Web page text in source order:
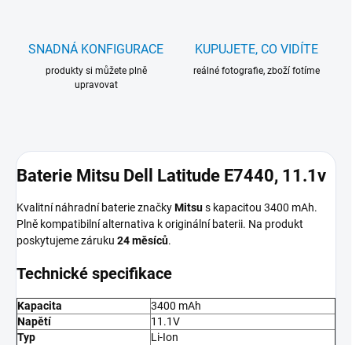
SNADNÁ KONFIGURACE
produkty si můžete plně
upravovat
KUPUJETE, CO VIDÍTE
reálné fotografie, zboží fotíme
Baterie Mitsu Dell Latitude E7440, 11.1v
Kvalitní náhradní baterie značkyMitsus kapacitou 3400 mAh.
Plně kompatibilní alternativa k originální baterii. Na produkt
poskytujeme záruku 24 měsíců.
Technické specifikace
Kapacita
3400 mAh
Napětí
11.1V
Typ
Li-Ion